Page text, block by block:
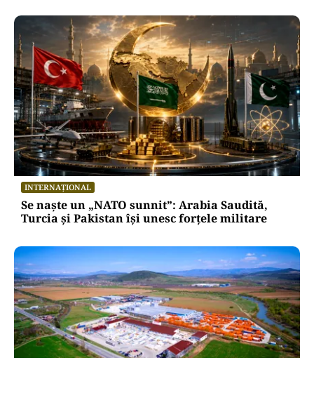
INTERNAȚIONAL
Se naște un „NATO sunnit”: Arabia Saudită,
Turcia și Pakistan își unesc forțele militare